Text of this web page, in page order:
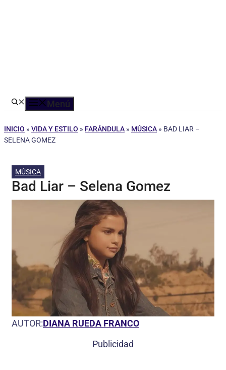
Menú
INICIO » VIDA Y ESTILO » FARÁNDULA » MÚSICA » BAD LIAR –
SELENA GOMEZ
MÚSICA
Bad Liar – Selena Gomez
AUTOR:DIANA RUEDA FRANCO
Publicidad